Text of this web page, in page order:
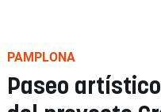
PAMPLONA
Paseo